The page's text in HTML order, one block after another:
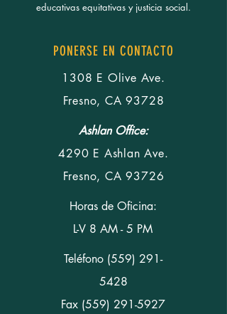
educativas equitativas y justicia social.
PONERSE EN CONTACTO
1308 E Olive Ave.
Fresno, CA 93728
Ashlan Office:
4290 E Ashlan Ave.
Fresno, CA 93726
Horas de Oficina:
L-V 8 AM - 5 PM
Teléfono (559) 291-
5428
Fax (559) 291-5927